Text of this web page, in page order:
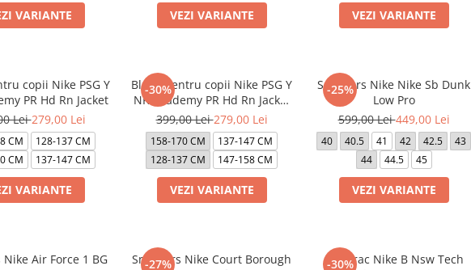
VARIANTE VEZI VARIANTE VEZI VARIANTE
copii Nike PSG Y
PR Hd Rn Jacket
Lei279,00 Lei
CM
128-137 CM
CM
137-147 CM
VARIANTE
-30%
Bluza pentru copii Nike PSG Y
NK Academy PR Hd Rn Jacket
3R
399,00 Lei279,00 Lei
158-170 CM
137-147 CM
128-137 CM
147-158 CM
VEZI VARIANTE
-25%
Sneakers Nike Nike Sb Dunk
Low Pro
599,00 Lei449,00 Lei
40 40.5 41 42 42.5
43
44
44.5 45
VEZI VARIANTE
Nike Air Force 1 BG
-27%
Sneakers Nike Court Borough
-30%
Hanorac Nike B Nsw Tech